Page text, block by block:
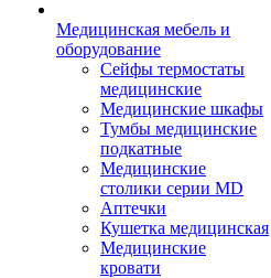
Медицинская мебель и
оборудование
Сейфы термостаты
медицинские
Медицинские шкафы
Тумбы медицинские
подкатные
Медицинские
столики серии MD
Аптечки
Кушетка медицинская
Медицинские
кровати